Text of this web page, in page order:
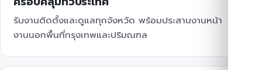
รับงานติดตั้งและดูแลทุกจังหวัด พร้อมประสานงานหน้า
งานนอกพื้นที่กรุงเทพและปริมณฑล